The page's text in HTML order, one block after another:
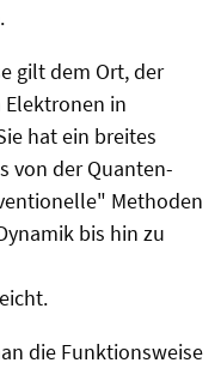
gilt dem Ort, der
Elektronen in
hat ein breites
von der Quanten-
Methoden
bis hin zu
die Funktionsweise